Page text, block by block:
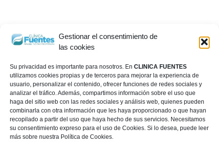
Gestionar el consentimiento de
las cookies
Su privacidad es importante para nosotros. En CLINICA FUENTES
utilizamos cookies propias y de terceros para mejorar la experiencia de
usuario, personalizar el contenido, ofrecer funciones de redes sociales y
analizar el tráfico. Además, compartimos información sobre el uso que
haga del sitio web con las redes sociales y análisis web, quienes pueden
combinarla con otra información que les haya proporcionado o que hayan
recopilado a partir del uso que haya hecho de sus servicios. Necesitamos
su consentimiento expreso para el uso de Cookies. Si lo desea, puede leer
más sobre nuestra Política de Cookies.